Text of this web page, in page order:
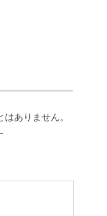
ありません。